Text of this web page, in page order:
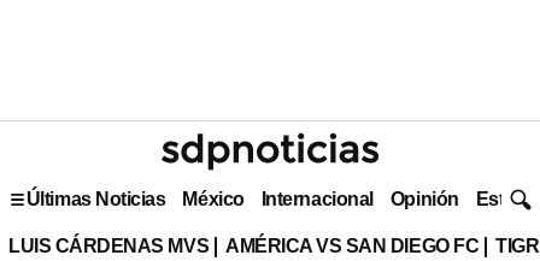
Últimas Noticias México Internacional Opinión Estilo
LUIS CÁRDENAS MVS AMÉRICA VS SAN DIEGO FC